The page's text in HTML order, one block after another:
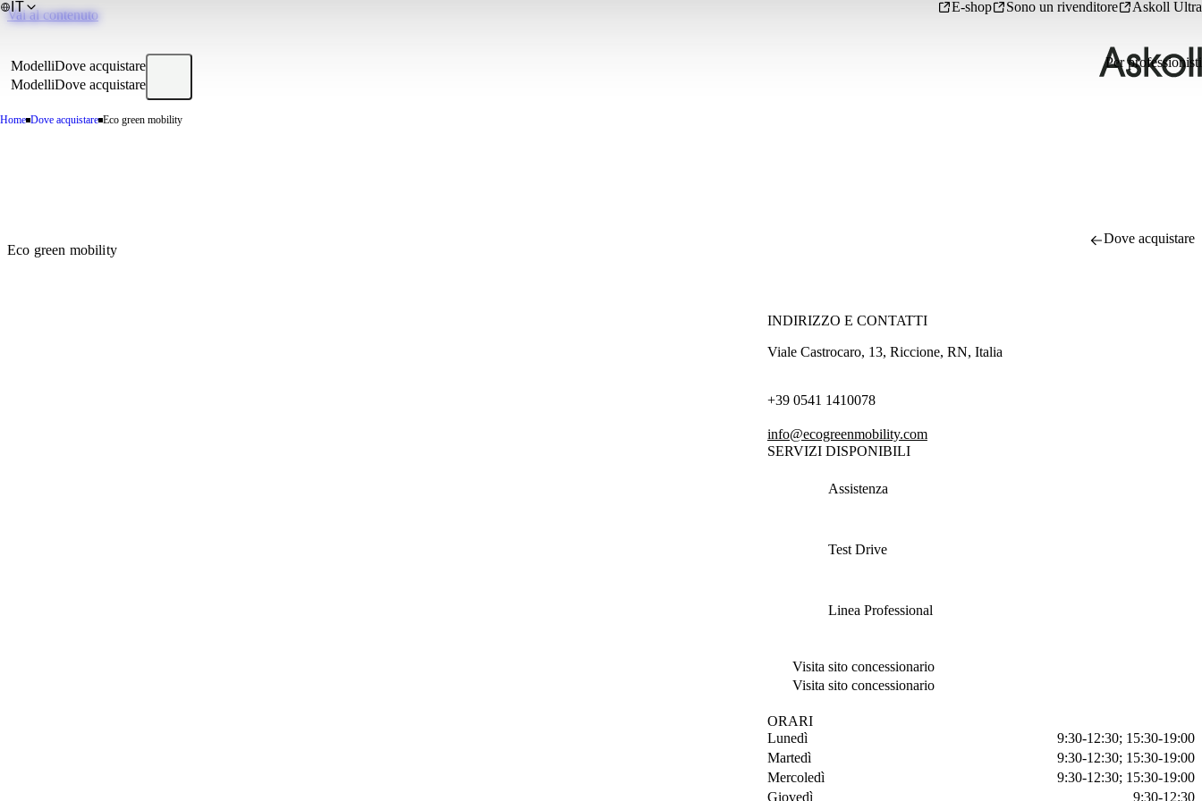
Vai al contenuto
IT E-shop Sono un rivenditore Askoll Ultra
Per professionisti
Modelli
Modelli
Dove acquistare
Dove acquistare
Home Dove acquistare Eco green mobility
Eco green mobility
Dove acquistare
INDIRIZZO E CONTATTI
Viale Castrocaro, 13, Riccione, RN, Italia
+39 0541 1410078
info@ecogreenmobility.com
SERVIZI DISPONIBILI
Assistenza
Test Drive
Linea Professional
Visita sito concessionario
Visita sito concessionario
ORARI
Lunedì
9:30-12:30; 15:30-19:00
Martedì
9:30-12:30; 15:30-19:00
Mercoledì
9:30-12:30; 15:30-19:00
Giovedì
9:30-12:30